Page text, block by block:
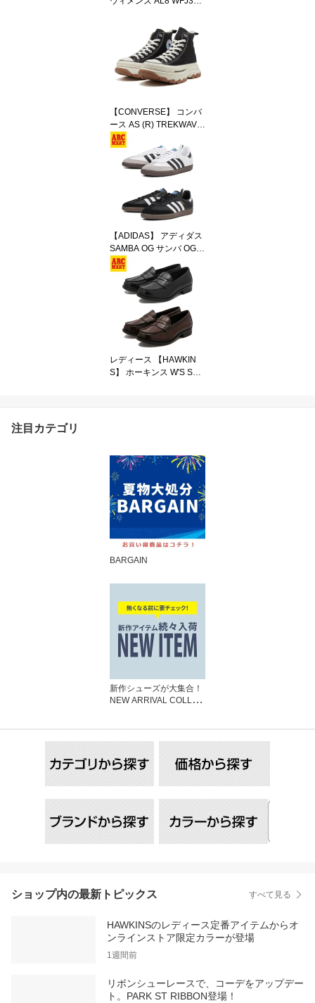
【CONVERSE】 コンバ
ース AS (R) TREKWAVE
HI オールスター (R) トレ
ックウエーブ HI 313100
【ADIDAS】 アディダス
SAMBA OG サンバ OG B
75806
レディース 【HAWKIN
S】 ホーキンス W'S SOF
注目カテゴリ
BARGAIN
新作シューズが大集合！
NEW ARRIVAL COLLEC
ショップ内の最新トピックス すべて見る
HAWKINSのレディース定番アイテムからオ
ンラインストア限定カラーが登場
1週間前
リボンシューレースで、コーデをアップデー
ト。PARK ST RIBBON登場！